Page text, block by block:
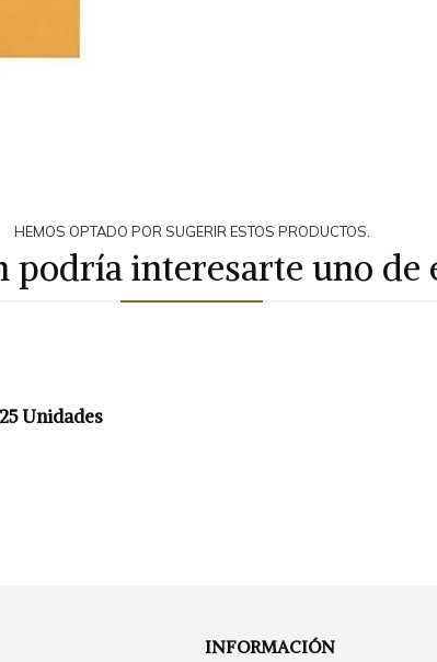
HEMOS OPTADO POR SUGERIR ESTOS PRODUCTOS.
podría interesarte uno de
Unidades
INFORMACIÓN